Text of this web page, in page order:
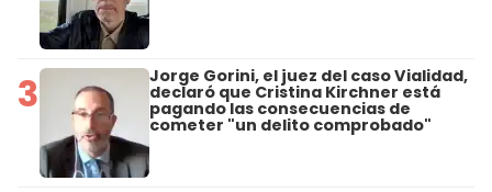
3 Jorge Gorini, el juez del caso Vialidad,
declaró que Cristina Kirchner está
pagando las consecuencias de
cometer "un delito comprobado"